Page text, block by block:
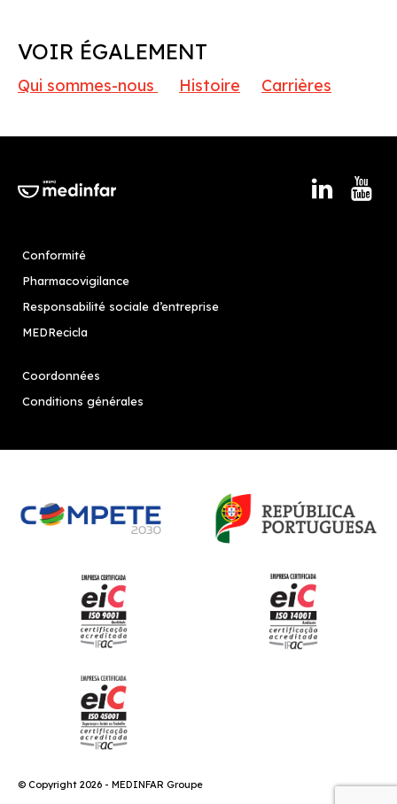
VOIR ÉGALEMENT
Qui sommes-nous Histoire Carrières
Conformité
Pharmacovigilance
Responsabilité sociale d’entreprise
MEDRecicla
Coordonnées
Conditions générales
© Copyright 2026 - MEDINFAR Groupe